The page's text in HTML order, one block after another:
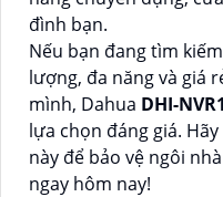
đình bạn.
Nếu bạn đang tìm
lượng, đa năng và giá
mình, Dahua DHI-
lựa chọn đáng giá.
này để bảo vệ ngôi
ngay hôm nay!